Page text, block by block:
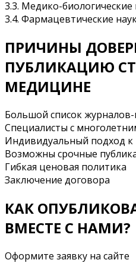
3.3. Медико-биологические
3.4. Фармацевтические
ПРИЧИНЫ
ПУБЛИКАЦИЮ
МЕДИЦИНЕ
Большой список
Специалисты с
Индивидуальный подход к
Возможны срочные
Гибкая ценовая политика
Заключение договора
КАК
ВМЕСТЕ С НАМИ?
Оформите заявку на сайте